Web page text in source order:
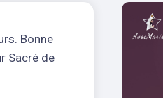
Bonne
Sacré de